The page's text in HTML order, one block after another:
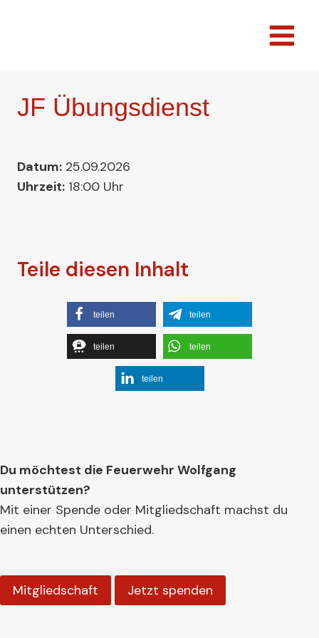
JF Übungsdienst
Datum: 25.09.2026
Uhrzeit: 18:00 Uhr
Teile diesen Inhalt
teilen teilen
teilen teilen
teilen
Du möchtest die Feuerwehr Wolfgang
unterstützen?
Mit einer Spende oder Mitgliedschaft machst du
einen echten Unterschied.
Mitgliedschaft Jetzt spenden